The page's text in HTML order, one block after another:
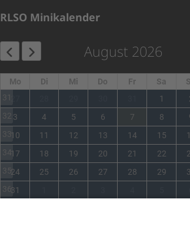
RLSO Minikalender
August 2026
Mo Di Mi Do Fr Sa
31
1
32 3 4 5 6 7 8
3310 11 12 13 14 15
3417 18 19 20 21 22
3524 25 26 27 28 29
3631